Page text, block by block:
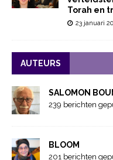
Torah en
23 januari
AUTEURS
SALOMON
239 berichten
BLOOM
201 berichten